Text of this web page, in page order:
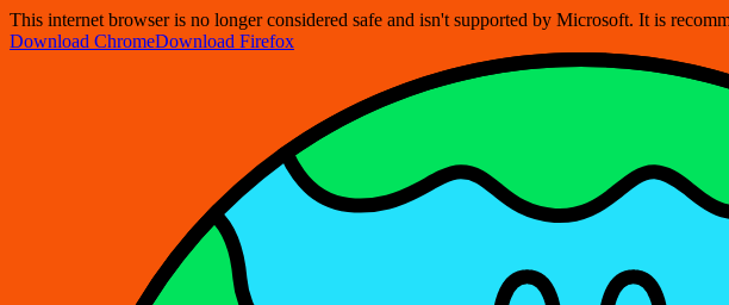
This internet browser is no longer considered safe and isn't supported by Microsoft. It is
Download ChromeDownload Firefox